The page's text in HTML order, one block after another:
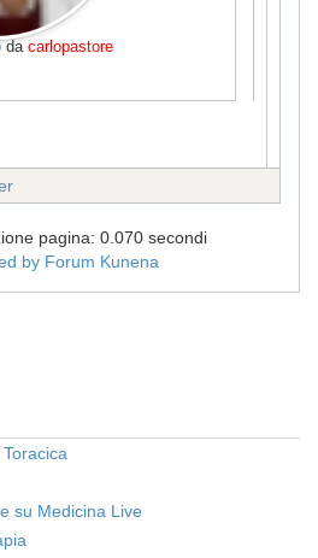
da carlopastore
pagina: 0.070 secondi
by Forum Kunena
su Medicina Live